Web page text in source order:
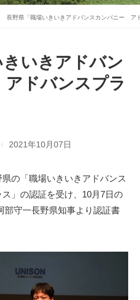
長野県「職場いきいきアドバンスカンパニー ア
いきアドバン
ドバンスプラ
2021年10月07日
の「職場いきいきアドバンス
」の認証を受け、10月7日の
部守一長野県知事より認証書